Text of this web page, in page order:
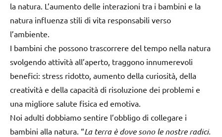
la natura. L’aumento delle interazioni tra i bambini e la
natura influenza stili di vita responsabili verso
l’ambiente.
I bambini che possono trascorrere del tempo nella natura
svolgendo attività all’aperto, traggono innumerevoli
benefici: stress ridotto, aumento della curiosità, della
creatività e della capacità di risoluzione dei problemi e
una migliore salute fisica ed emotiva.
Noi adulti dobbiamo sentire l’obbligo di collegare i
bambini alla natura. “La terra è dove sono le nostre radici.